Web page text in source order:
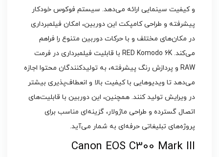
و کیفیت سینمایی ارائه می‌دهد. سیستم فوکوس خودکار
پیشرفته و طراحی کامپکت این دوربین، امکان فیلمبرداری
در مکان‌های مختلف و با حرکات دوربین متنوع را فراهم
می‌کند. RED Komodo 6K با قابلیت فیلمبرداری در فرمت
RAW و پردازش رنگ پیشرفته، به تولیدکنندگان محتوا اجازه
می‌دهد تا ویدیوهایی با کیفیت بالا و انعطاف‌پذیری بیشتر
در ویرایش تولید کنند. همچنین، این دوربین با قابلیت‌های
اتصال گسترده و طراحی ماژولار، گزینه‌ای مناسب برای
پروژه‌های تبلیغاتی حرفه‌ای به شمار می‌آید.
Canon EOS C300 Mark III